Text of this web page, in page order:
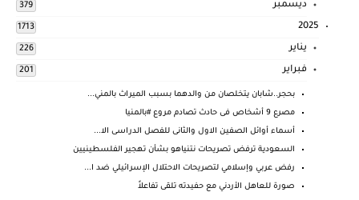
ديسمبر 379
2025
1713
يناير 226
فبراير 201
بحجر..شابان يتخلصان من والدهما بسبب الميراث بالمني...
مصرع 9 أشخاص فى حادث تصادم مروع #بالمنيا
أسماء أوائل الصفين الاول والثانى للفصل الدراسى الا...
السعودية ترفض تصريحات نتنياهو بشأن تهجير الفلسطينيين
رفض عربي وإسلامي لتصريحات الاحتلال الإسرائيلي ضد ا...
صورة للعاهل الأردني مع حفيدته تلقى تفاعلاً